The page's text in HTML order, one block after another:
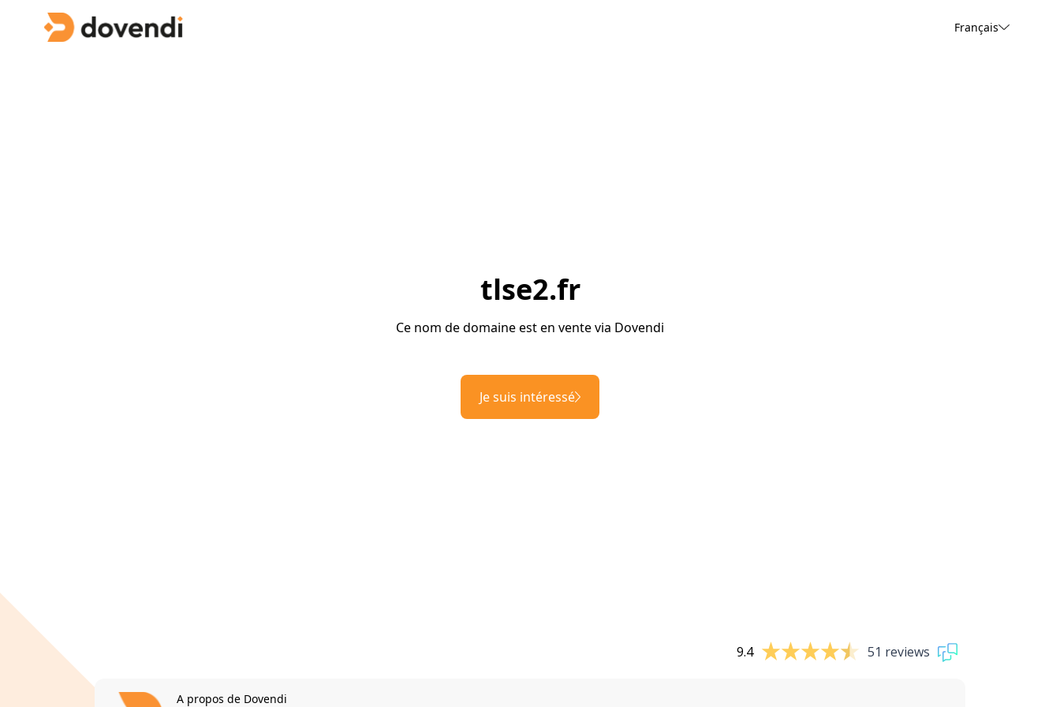
Français
tlse2.fr
Ce nom de domaine est en vente via Dovendi
Je suis intéressé
9.4 51 reviews
A propos de Dovendi